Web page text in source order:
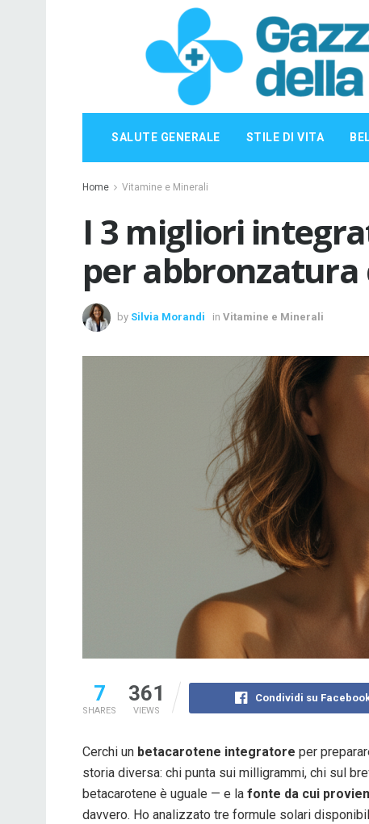
SALUTE GENERALE STILE DI VITA
Home Vitamine e Minerali
I 3 migliori
per abbronzatura
by Silvia Morandi in Vitamine e Minerali
7
SHARES
361
VIEWS
Condividi su
Cerchi un betacarotene integratore per
storia diversa: chi punta sui milligrammi, chi sul
betacarotene è uguale — e la fonte da cui
davvero. Ho analizzato tre formule solari